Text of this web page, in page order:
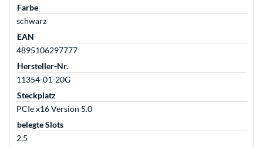
Farbe
schwarz
EAN
4895106297777
Hersteller-Nr.
11354-01-20G
Steckplatz
PCIe x16 Version 5.0
belegte Slots
2,5